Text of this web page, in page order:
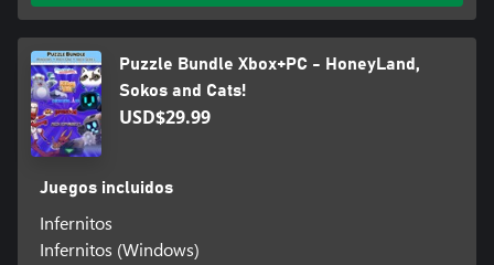
Puzzle Bundle Xbox+PC - HoneyLand,
Sokos and Cats!
USD$29.99
Juegos incluidos
Infernitos
Infernitos (Windows)